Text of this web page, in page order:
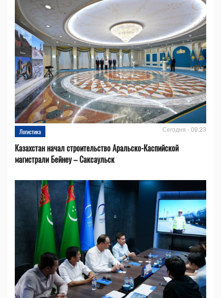
Логистика Сегодня - 09:23
Казахстан начал строительство Аральско-Каспийской
магистрали Бейнеу – Саксаульск